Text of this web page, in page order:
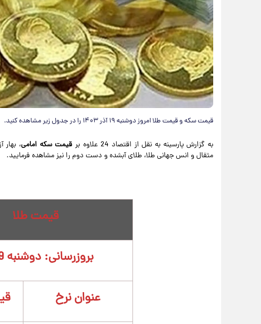
قیمت سکه و قیمت طلا امروز دوشنبه ۱۹ آذر ۱۴۰۳ را در جدول زیر مشاهده کنید.
به گزارش پارسینه به نقل از اقتصاد 24 علاوه بر قیمت سکه امامی،
مثقال و انس جهانی طلا، طلای آبشده و دست دوم را نیز مشاهده فرمایید.
قیمت طلا
بروزرسانی: دوشنبه 19 آذر
عنوان نرخ